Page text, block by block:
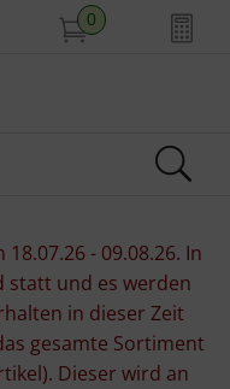
0
- 09.08.26. In
statt und es werden
in dieser Zeit
gesamte Sortiment
Dieser wird an